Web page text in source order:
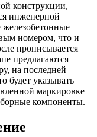
конструкции,
инженерной
номером, что и
прописывается
предлагаются
на последней
будет указывать
маркировке
компоненты.